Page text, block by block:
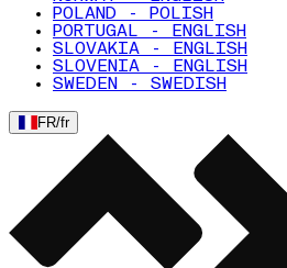
POLAND - POLISH
PORTUGAL - ENGLISH
SLOVAKIA - ENGLISH
SLOVENIA - ENGLISH
SWEDEN - SWEDISH
FR/fr